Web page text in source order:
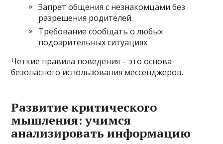
Запрет общения с незнакомцами без
разрешения родителей.
Требование сообщать о любых
подозрительных ситуациях.
Четкие правила поведения – это основа
безопасного использования мессенджеров.
Развитие критического
мышления: учимся
анализировать информацию